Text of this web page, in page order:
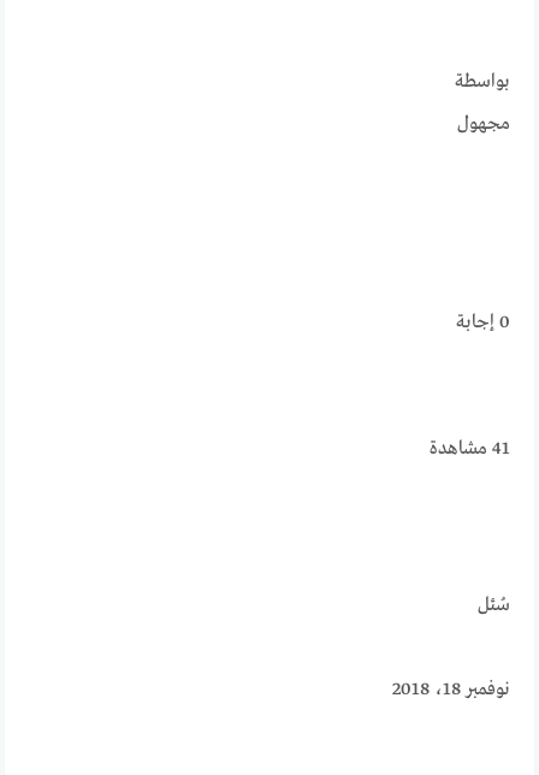
بواسطة
مجهول
0 إجابة
41 مشاهدة
سُئل
نوفمبر 18، 2018